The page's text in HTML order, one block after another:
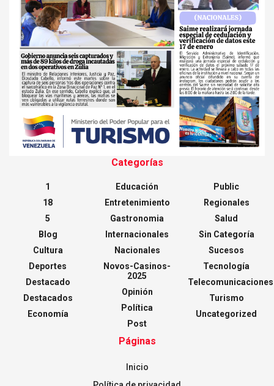
Categorías
1
18
5
Blog
Cultura
Deportes
Destacado
Destacados
Economía
Educación
Entretenimiento
Gastronomia
Internacionales
Nacionales
Novos-Casinos-
2025
Opinión
Política
Post
Public
Regionales
Salud
Sin Categoría
Sucesos
Tecnología
Telecomunicaciones
Turismo
Uncategorized
Páginas
Inicio